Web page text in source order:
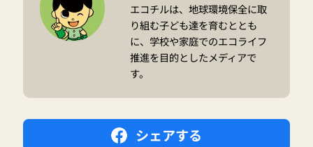
エコチルは、地球環境保全に取
り組む子ども達を育むととも
に、学校や家庭でのエコライフ
推進を目的としたメディアで
す。
シェアする